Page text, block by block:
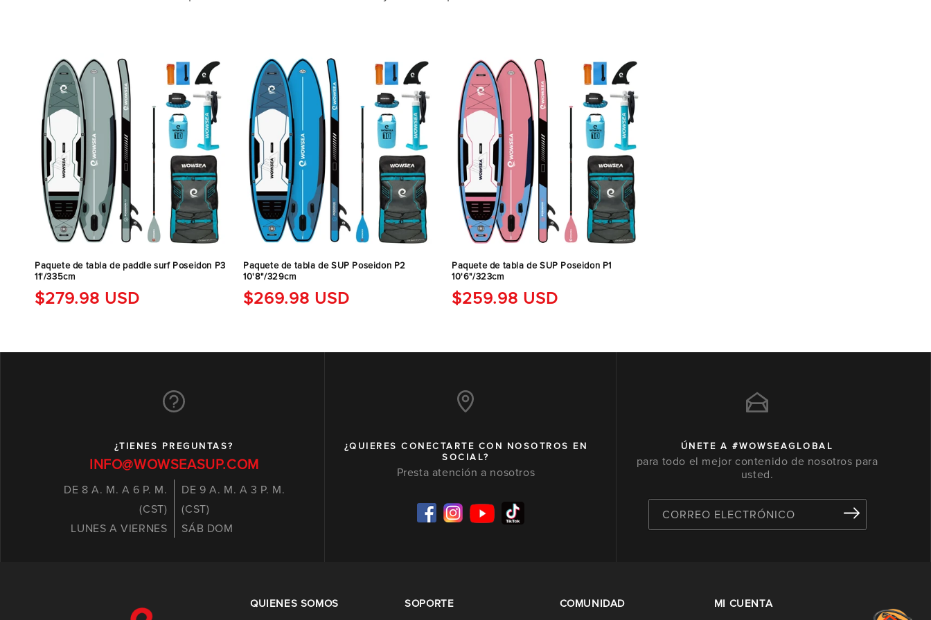
ó
n
Paquete de tabla de paddle surf Poseidon P3
11'/335cm
Precio
regular
$279.98 USD
Paquete de tabla de SUP Poseidon P2
10'8"/329cm
Precio
regular
$269.98 USD
Paquete de tabla de SUP Poseidon P1
10'6"/323cm
Precio
regular
$259.98 USD
¿TIENES PREGUNTAS?
INFO@WOWSEASUP.COM
DE 8 A. M. A 6 P. M.
(CST)
LUNES A VIERNES
DE 9 A. M. A 3 P. M.
(CST)
SÁB DOM
¿QUIERES CONECTARTE CON NOSOTROS EN
SOCIAL?
Presta atención a nosotros
ÚNETE A #WOWSEAGLOBAL
para todo el mejor contenido de nosotros para
usted.
CORREO ELECTRÓNICO
QUIENES SOMOS SOPORTE COMUNIDAD MI CUENTA